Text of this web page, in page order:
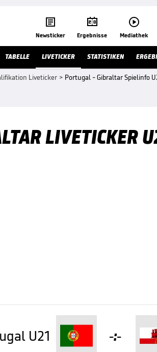

Newsticker

Ergebnisse

Mediathek
TABELLE LIVETICKER STATISTIKEN
Liveticker > Portugal - Gibraltar Spielinfo
LIVETICKER
U21 -:-